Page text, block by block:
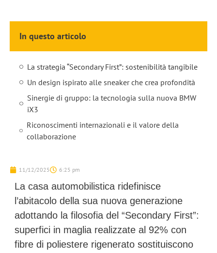
In questo articolo
La strategia “Secondary First”: sostenibilità tangibile
Un design ispirato alle sneaker che crea profondità
Sinergie di gruppo: la tecnologia sulla nuova BMW
iX3
Riconoscimenti internazionali e il valore della
collaborazione
11/12/2025 6:25 pm
La casa automobilistica ridefinisce
l’abitacolo della sua nuova generazione
adottando la filosofia del “Secondary First”:
superfici in maglia realizzate al 92% con
fibre di poliestere rigenerato sostituiscono